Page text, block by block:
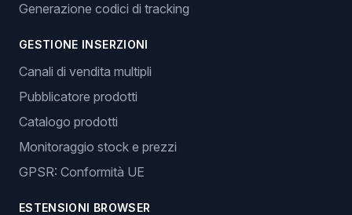
Generazione codici di tracking
GESTIONE INSERZIONI
Canali di vendita multipli
Pubblicatore prodotti
Catalogo prodotti
Monitoraggio stock e prezzi
GPSR: Conformità UE
ESTENSIONI BROWSER